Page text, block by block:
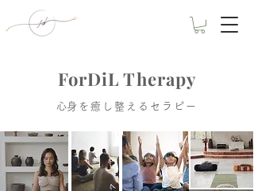
ForDiL Therapy
​心身を癒し整えるセラピー​